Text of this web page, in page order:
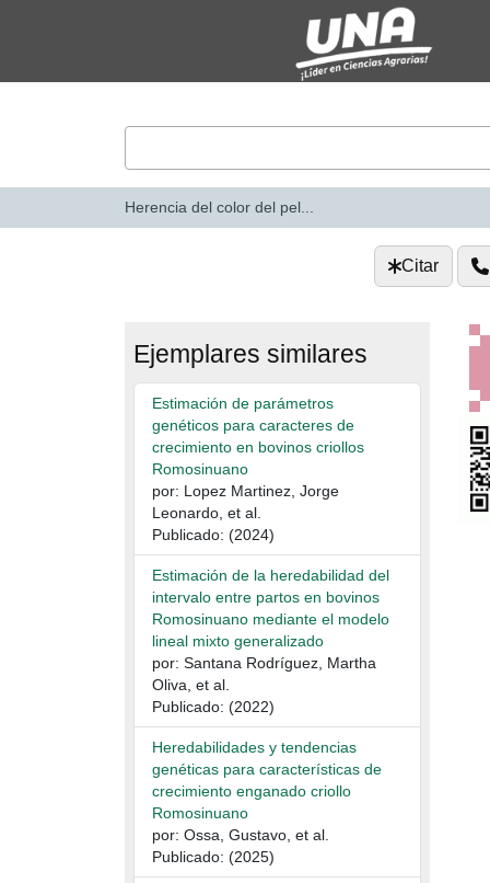
Herencia del color del pel...
Citar
Ejemplares similares
Estimación de parámetros
genéticos para caracteres de
crecimiento en bovinos criollos
Romosinuano
por: Lopez Martinez, Jorge
Leonardo, et al.
Publicado: (2024)
Estimación de la heredabilidad del
intervalo entre partos en bovinos
Romosinuano mediante el modelo
lineal mixto generalizado
por: Santana Rodríguez, Martha
Oliva, et al.
Publicado: (2022)
Heredabilidades y tendencias
genéticas para características de
crecimiento enganado criollo
Romosinuano
por: Ossa, Gustavo, et al.
Publicado: (2025)